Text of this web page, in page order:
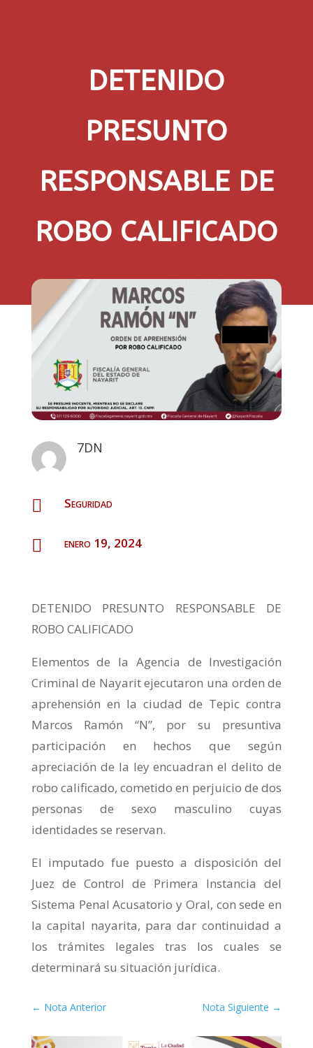
DETENIDO
PRESUNTO
RESPONSABLE DE
ROBO CALIFICADO
7DN
 Seguridad
 enero 19, 2024
DETENIDO PRESUNTO RESPONSABLE DE
ROBO CALIFICADO
Elementos de la Agencia de Investigación
Criminal de Nayarit ejecutaron una orden de
aprehensión en la ciudad de Tepic contra
Marcos Ramón “N”, por su presuntiva
participación en hechos que según
apreciación de la ley encuadran el delito de
robo calificado, cometido en perjuicio de dos
personas de sexo masculino cuyas
identidades se reservan.
El imputado fue puesto a disposición del
Juez de Control de Primera Instancia del
Sistema Penal Acusatorio y Oral, con sede en
la capital nayarita, para dar continuidad a
los trámites legales tras los cuales se
determinará su situación jurídica.
← Nota Anterior Nota Siguiente →